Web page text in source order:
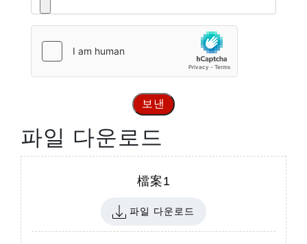
보낸
파일 다운로드
檔案1
파일 다운로드